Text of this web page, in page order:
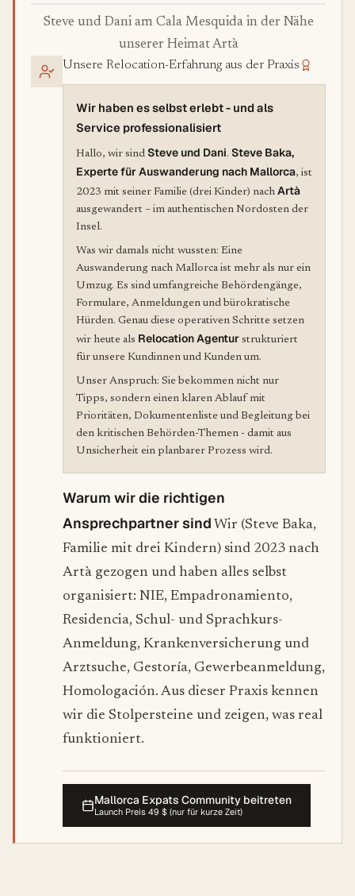
Steve und Dani am Cala Mesquida in der Nähe
unserer Heimat Artà
Unsere Relocation-Erfahrung aus der Praxis
Wir haben es selbst erlebt - und als
Service professionalisiert
Hallo, wir sind Steve und Dani. Steve Baka,
Experte für Auswanderung nach Mallorca, ist
2023 mit seiner Familie (drei Kinder) nach Artà
ausgewandert – im authentischen Nordosten der
Insel.
Was wir damals nicht wussten: Eine
Auswanderung nach Mallorca ist mehr als nur ein
Umzug. Es sind umfangreiche Behördengänge,
Formulare, Anmeldungen und bürokratische
Hürden. Genau diese operativen Schritte setzen
wir heute als Relocation Agentur strukturiert
für unsere Kundinnen und Kunden um.
Unser Anspruch: Sie bekommen nicht nur
Tipps, sondern einen klaren Ablauf mit
Prioritäten, Dokumentenliste und Begleitung bei
den kritischen Behörden-Themen - damit aus
Unsicherheit ein planbarer Prozess wird.
Warum wir die richtigen
Ansprechpartner sind Wir (Steve Baka,
Familie mit drei Kindern) sind 2023 nach
Artà gezogen und haben alles selbst
organisiert: NIE, Empadronamiento,
Residencia, Schul- und Sprachkurs-
Anmeldung, Krankenversicherung und
Arztsuche, Gestoría, Gewerbeanmeldung,
Homologación. Aus dieser Praxis kennen
wir die Stolpersteine und zeigen, was real
funktioniert.
Mallorca Expats Community beitreten
Launch Preis 49 $ (nur für kurze Zeit)